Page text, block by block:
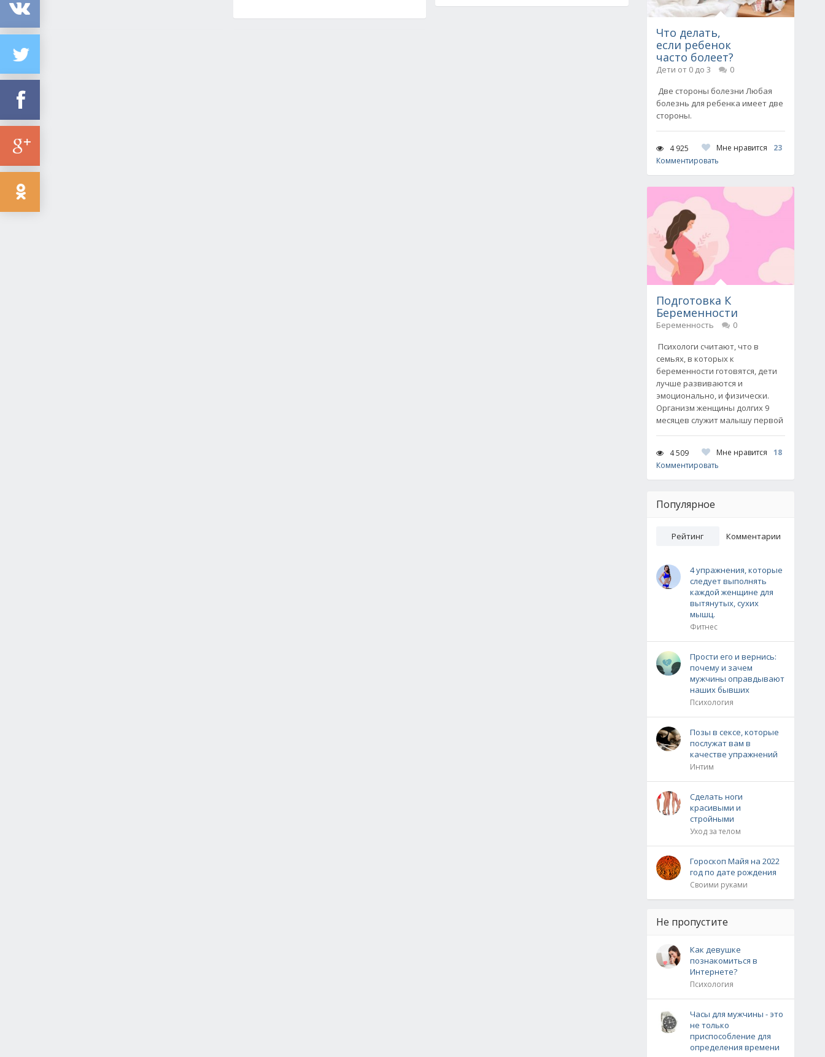
Что делать,
если ребенок
часто болеет?
Дети от 0 до 3
0
Две стороны болезни Любая
болезнь для ребенка имеет две
стороны.
4 925 Мне нравится
23
Комментировать
Подготовка К
Беременности
Беременность
0
Психологи считают, что в
семьях, в которых к
беременности готовятся, дети
лучше развиваются и
эмоционально, и физически.
Организм женщины долгих 9
месяцев служит малышу первой
4 509 Мне нравится
18
Комментировать
Популярное
Рейтинг Комментарии
4 упражнения, которые
следует выполнять
каждой женщине для
вытянутых, сухих
мышц.
Фитнес
Прости его и вернись:
почему и зачем
мужчины оправдывают
наших бывших
Психология
Позы в сексе, которые
послужат вам в
качестве упражнений
Интим
Сделать ноги
красивыми и
стройными
Уход за телом
Гороскоп Майя на 2022
год по дате рождения
Своими руками
Не пропустите
Как девушке
познакомиться в
Интернете?
Психология
Часы для мужчины - это
не только
приспособление для
определения времени